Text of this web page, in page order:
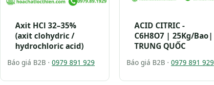
Axit HCl 32–35%
(axit clohydric /
hydrochloric acid)
Báo giá B2B · 0979 891 929
ACID CITRIC -
C6H8O7 | 25Kg/Bao|
TRUNG QUỐC
Báo giá B2B · 0979 891 929